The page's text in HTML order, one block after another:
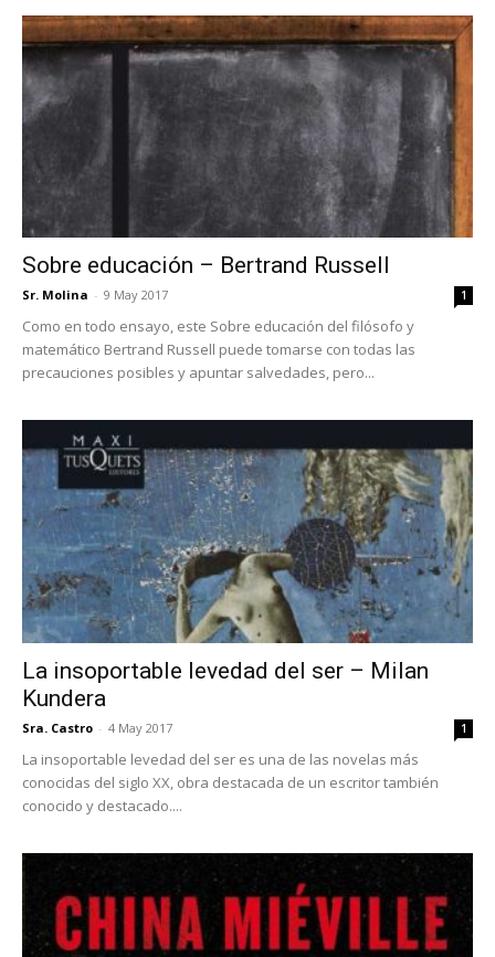
Sobre educación – Bertrand Russell
Sr. Molina - 9 May 2017 1
Como en todo ensayo, este Sobre educación del filósofo y
matemático Bertrand Russell puede tomarse con todas las
precauciones posibles y apuntar salvedades, pero...
La insoportable levedad del ser – Milan
Kundera
Sra. Castro - 4 May 2017 1
La insoportable levedad del ser es una de las novelas más
conocidas del siglo XX, obra destacada de un escritor también
conocido y destacado....